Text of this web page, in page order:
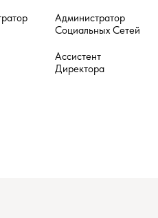
Администратор
Социальных Сетей
Ассистент
Директора